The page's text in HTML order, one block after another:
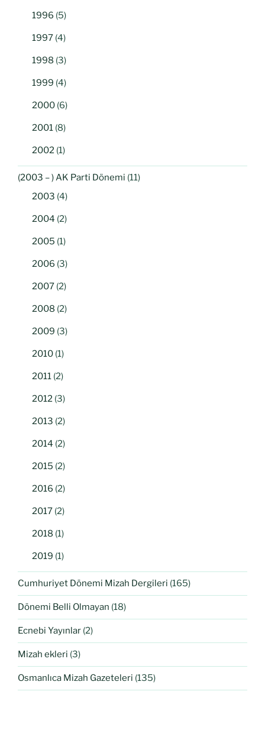
1996 (5)
1997 (4)
1998 (3)
1999 (4)
2000 (6)
2001 (8)
2002 (1)
(2003 – ) AK Parti Dönemi (11)
2003 (4)
2004 (2)
2005 (1)
2006 (3)
2007 (2)
2008 (2)
2009 (3)
2010 (1)
2011 (2)
2012 (3)
2013 (2)
2014 (2)
2015 (2)
2016 (2)
2017 (2)
2018 (1)
2019 (1)
Cumhuriyet Dönemi Mizah Dergileri (165)
Dönemi Belli Olmayan (18)
Ecnebi Yayınlar (2)
Mizah ekleri (3)
Osmanlıca Mizah Gazeteleri (135)